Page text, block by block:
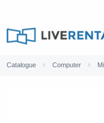
Catalogue Computer